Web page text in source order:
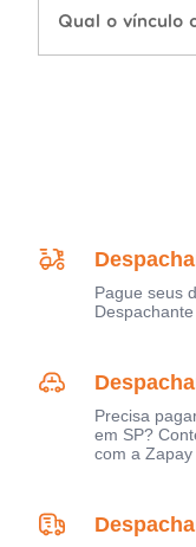
Qual o vínculo
Pague seus
Precisa
em SP?
com a